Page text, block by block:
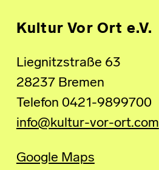
Kultur Vor Ort e.V.
Liegnitzstraße 63
28237 Bremen
Telefon 0421-9899700
info@kultur-vor-ort.com
Google Maps